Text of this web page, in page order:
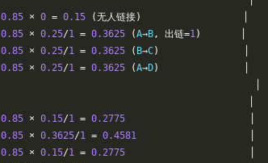
0.85 × 0 = 0.15 (无人链接)
0.85 × 0.25/1 = 0.3625 (A→B, 出链=1)
0.85 × 0.25/1 = 0.3625 ( B→C)
0.85 × 0.25/1 = 0.3625 (A→D)
0.85 × 0.15/1 = 0.2775
0.85 × 0.3625/1 = 0.4581
0.85 × 0.15/1 = 0.2775